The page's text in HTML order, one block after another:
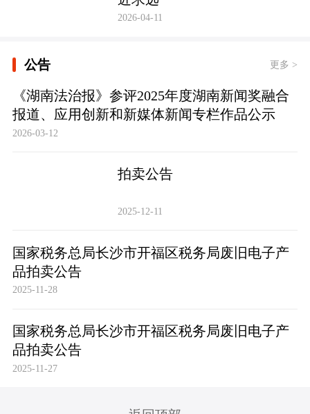
2026-04-11
公告 更多 >
《湖南法治报》参评2025年度湖南新闻奖融合
报道、应用创新和新媒体新闻专栏作品公示
2026-03-12
拍卖公告
2025-12-11
国家税务总局长沙市开福区税务局废旧电子产
品拍卖公告
2025-11-28
国家税务总局长沙市开福区税务局废旧电子产
品拍卖公告
2025-11-27